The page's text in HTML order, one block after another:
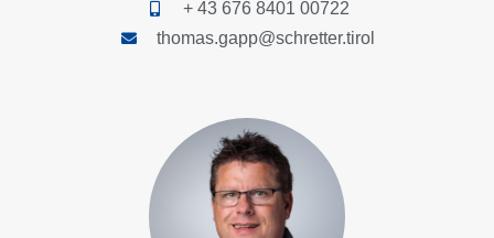
+ 43 676 8401 00722
thomas.gapp@schretter.tirol